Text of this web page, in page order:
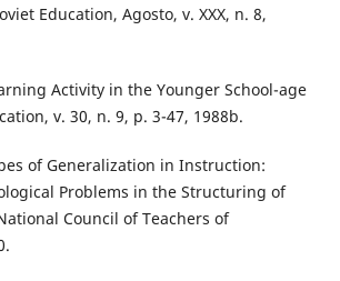
Education, Agosto, v. XXX, n. 8,
Activity in the Younger School-age
v. 30, n. 9, p. 3-47, 1988b.
of Generalization in Instruction:
Problems in the Structuring of
Council of Teachers of